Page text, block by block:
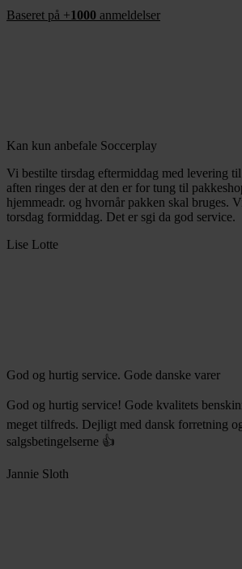
Baseret på +1000 anmeldelser
Kan kun anbefale Soccerplay
Vi bestilte tirsdag eftermiddag med levering
aften ringes der at den er for tung til
hjemmeadr. og hvornår pakken skal bruges.
torsdag formiddag. Det er sgi da god service.
Lise Lotte
God og hurtig service. Gode danske varer
God og hurtig service! Gode kvalitets
meget tilfreds. Dejligt med dansk forretning
salgsbetingelserne 👍
Jannie Sloth